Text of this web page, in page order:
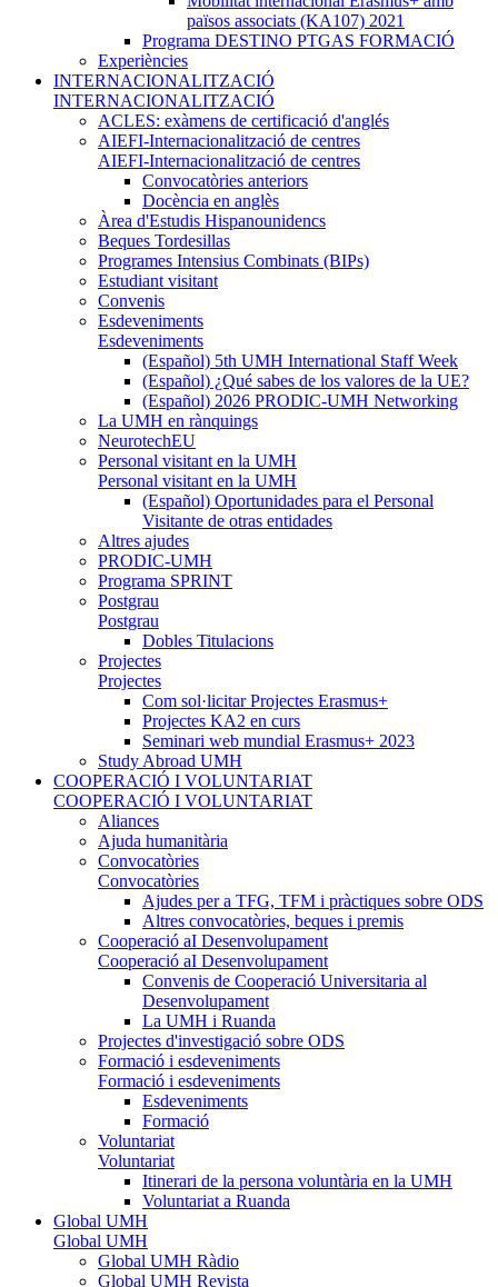
països associats (KA107) 2021
Programa DESTINO PTGAS FORMACIÓ
Experiències
INTERNACIONALITZACIÓ
INTERNACIONALITZACIÓ
ACLES: exàmens de certificació d'anglés
AIEFI-Internacionalització de centres
AIEFI-Internacionalització de centres
Convocatòries anteriors
Docència en anglès
Àrea d'Estudis Hispanounidencs
Beques Tordesillas
Programes Intensius Combinats (BIPs)
Estudiant visitant
Convenis
Esdeveniments
Esdeveniments
(Español) 5th UMH International Staff Week
(Español) ¿Qué sabes de los valores de la UE?
(Español) 2026 PRODIC-UMH Networking
La UMH en rànquings
NeurotechEU
Personal visitant en la UMH
Personal visitant en la UMH
(Español) Oportunidades para el Personal
Visitante de otras entidades
Altres ajudes
PRODIC-UMH
Programa SPRINT
Postgrau
Postgrau
Dobles Titulacions
Projectes
Projectes
Com sol·licitar Projectes Erasmus+
Projectes KA2 en curs
Seminari web mundial Erasmus+ 2023
Study Abroad UMH
COOPERACIÓ I VOLUNTARIAT
COOPERACIÓ I VOLUNTARIAT
Aliances
Ajuda humanitària
Convocatòries
Convocatòries
Ajudes per a TFG, TFM i pràctiques sobre ODS
Altres convocatòries, beques i premis
Cooperació aI Desenvolupament
Cooperació aI Desenvolupament
Convenis de Cooperació Universitaria al
Desenvolupament
La UMH i Ruanda
Projectes d'investigació sobre ODS
Formació i esdeveniments
Formació i esdeveniments
Esdeveniments
Formació
Voluntariat
Voluntariat
Itinerari de la persona voluntària en la UMH
Voluntariat a Ruanda
Global UMH
Global UMH
Global UMH Ràdio
Global UMH Revista